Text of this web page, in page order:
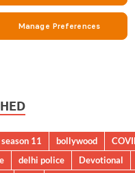
11 bollywood
delhi police Devotional